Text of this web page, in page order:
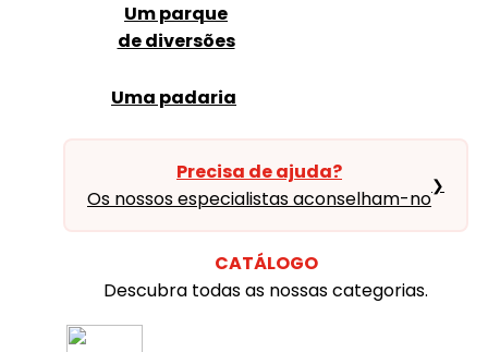
Um parque
de diversões
Uma padaria
Precisa de ajuda?
Os nossos especialistas aconselham-no
❯
CATÁLOGO
Descubra todas as nossas categorias.